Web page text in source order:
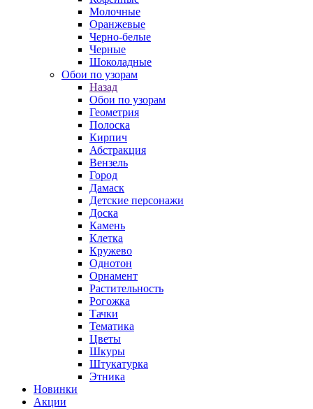
Молочные
Оранжевые
Черно-белые
Черные
Шоколадные
Обои по узорам
Назад
Обои по узорам
Геометрия
Полоска
Кирпич
Абстракция
Вензель
Город
Дамаск
Детские персонажи
Доска
Камень
Клетка
Кружево
Однотон
Орнамент
Растительность
Рогожка
Тачки
Тематика
Цветы
Шкуры
Штукатурка
Этника
Новинки
Акции